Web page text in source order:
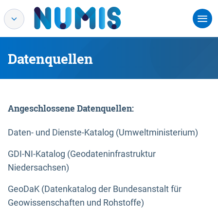
Datenquellen
Angeschlossene Datenquellen:
Daten- und Dienste-Katalog (Umweltministerium)
GDI-NI-Katalog (Geodateninfrastruktur
Niedersachsen)
GeoDaK (Datenkatalog der Bundesanstalt für
Geowissenschaften und Rohstoffe)